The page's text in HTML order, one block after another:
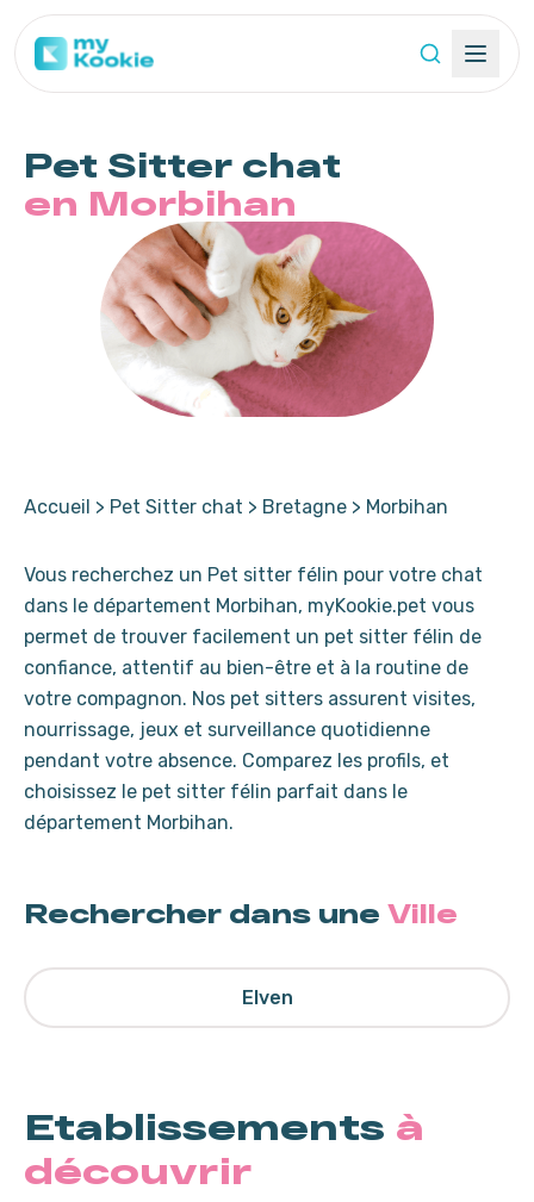
Pet Sitter chat
en Morbihan
Accueil > Pet Sitter chat > Bretagne > Morbihan
Vous recherchez un Pet sitter félin pour votre chat
dans le département Morbihan, myKookie.pet vous
permet de trouver facilement un pet sitter félin de
confiance, attentif au bien-être et à la routine de
votre compagnon. Nos pet sitters assurent visites,
nourrissage, jeux et surveillance quotidienne
pendant votre absence. Comparez les profils, et
choisissez le pet sitter félin parfait dans le
département Morbihan.
Rechercher dans une Ville
Elven
Etablissements à
découvrir